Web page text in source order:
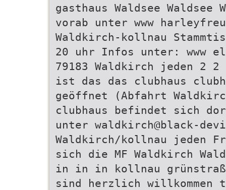
gasthaus Waldsee
vorab unter www
Waldkirch-kollnau
20 uhr Infos unter: www
79183 Waldkirch jeden 2
ist das das clubhaus
geöffnet (Abfahrt
clubhaus befindet sich
unter waldkirch@black-
Waldkirch/kollnau jeden
sich die MF Waldkirch
in in in kollnau
sind herzlich willkommen